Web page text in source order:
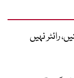
رائٹر نہیں